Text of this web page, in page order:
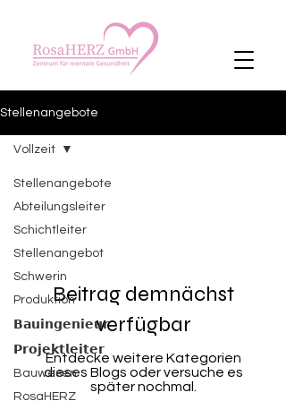
Stellenangebote
Stellenangebote
Abteilungsleiter
Schichtleiter
Stellenangebot
Schwerin
Produktion
𝗕𝗮𝘂𝗶𝗻𝗴𝗲𝗻𝗶𝗲𝘂𝗿
𝗣𝗿𝗼𝗷𝗲𝗸𝘁𝗹𝗲𝗶𝘁𝗲𝗿
Bauwesen
RosaHERZ
Vollzeit
Beitrag demnächst
verfügbar
Entdecke weitere Kategorien
dieses Blogs oder versuche es
später nochmal.